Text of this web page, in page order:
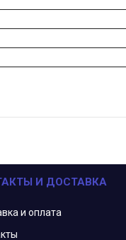
И ДОСТАВКА
и оплата